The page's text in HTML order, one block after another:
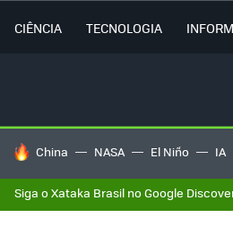
CIÊNCIA TECNOLOGIA
TENDÊNCIAS DO DIA
China NASA El Niño IA
Siga o Xataka Brasil no Google